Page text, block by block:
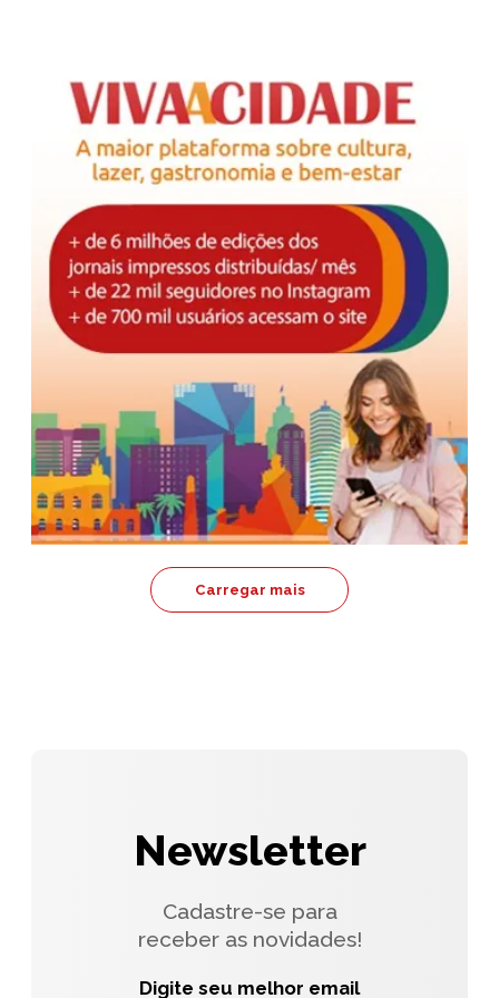
Carregar mais
Newsletter
Cadastre-se para
receber as novidades!
Digite seu melhor email